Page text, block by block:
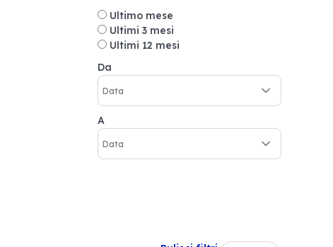
Ultimo mese
Ultimi 3 mesi
Ultimi 12 mesi
Da
A